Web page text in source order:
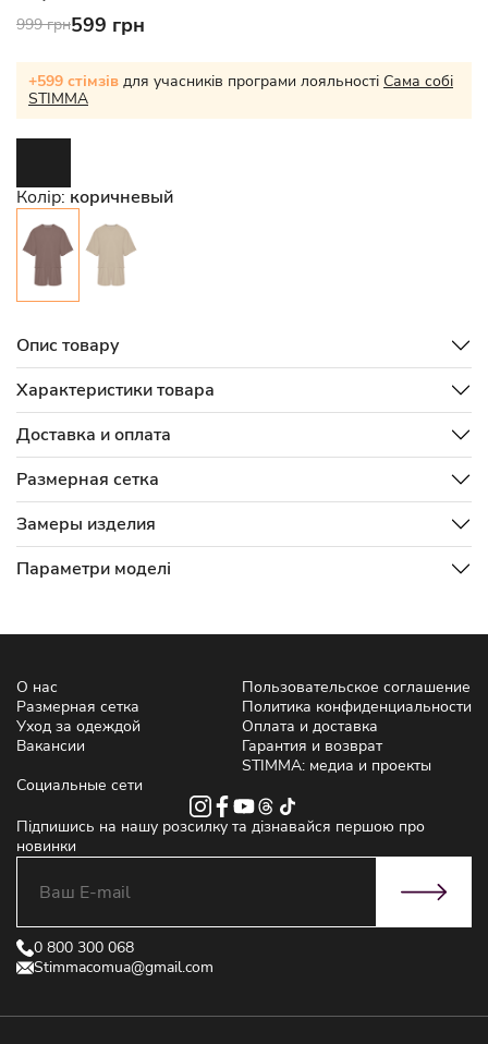
999 грн599 грн
+599 стімзів для учасників програми лояльності Сама собі
STIMMA
Колір: коричневый
Опис товару
Характеристики товара
Доставка и оплата
Размерная сетка
Замеры изделия
Параметри моделі
О нас
Размерная сетка
Уход за одеждой
Вакансии
Пользовательское соглашение
Политика конфиденциальности
Оплата и доставка
Гарантия и возврат
STIMMA: медиа и проекты
Социальные сети
Підпишись на нашу розсилку та дізнавайся першою про
новинки
0 800 300 068
Stimmacomua@gmail.com